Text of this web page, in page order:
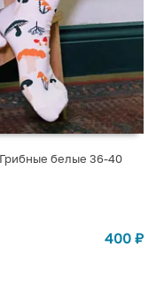
белые 36-40
400 ₽